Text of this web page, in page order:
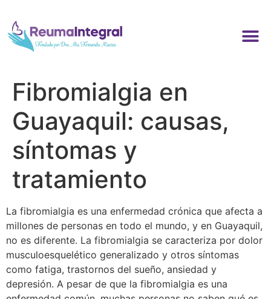
Fibromialgia en
Guayaquil: causas,
síntomas y
tratamiento
La fibromialgia es una enfermedad crónica que afecta a
millones de personas en todo el mundo, y en Guayaquil,
no es diferente. La fibromialgia se caracteriza por dolor
musculoesquelético generalizado y otros síntomas
como fatiga, trastornos del sueño, ansiedad y
depresión. A pesar de que la fibromialgia es una